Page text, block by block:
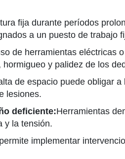
fija durante períodos
a un puesto de
de herramientas eléctricas
y palidez de los
de espacio puede obligar
lesiones.
deficiente:Herramientas
y la tensión.
implementar